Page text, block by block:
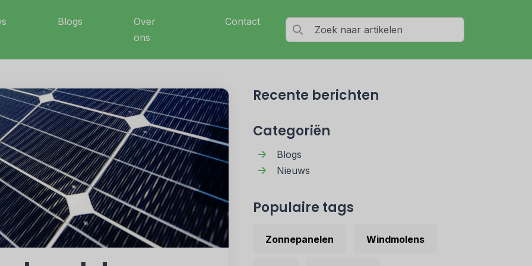
Blogs
Over
ons
Contact
Recente berichten
Categoriën
Blogs
Nieuws
Populaire tags
Zonnepanelen Windmolens